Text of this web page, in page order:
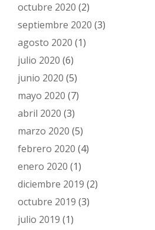
octubre 2020 (2)
septiembre 2020 (3)
agosto 2020 (1)
julio 2020 (6)
junio 2020 (5)
mayo 2020 (7)
abril 2020 (3)
marzo 2020 (5)
febrero 2020 (4)
enero 2020 (1)
diciembre 2019 (2)
octubre 2019 (3)
julio 2019 (1)